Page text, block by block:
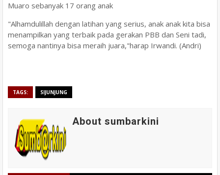
Muaro sebanyak 17 orang anak
"Alhamdulillah dengan latihan yang serius, anak anak kita bisa
menampilkan yang terbaik pada gerakan PBB dan Seni tadi,
semoga nantinya bisa meraih juara,"harap Irwandi. (Andri)
TAGS: SIJUNJUNG
About sumbarkini